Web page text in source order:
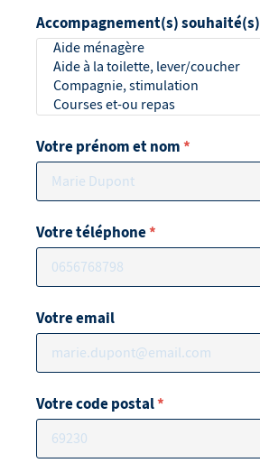
Accompagnement(s) souhaité(s)
Votre prénom et nom*
Votre téléphone*
Votre email
Votre code postal*